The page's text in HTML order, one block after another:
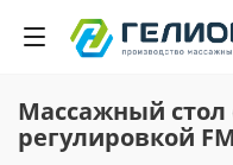
Массажный стол
регулировкой